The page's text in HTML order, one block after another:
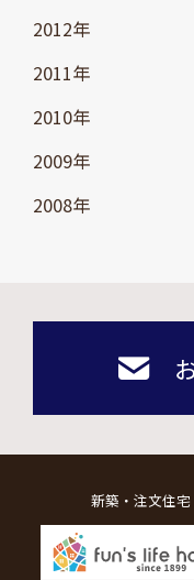
2012年
2011年
2010年
2009年
2008年
新築・注文住宅